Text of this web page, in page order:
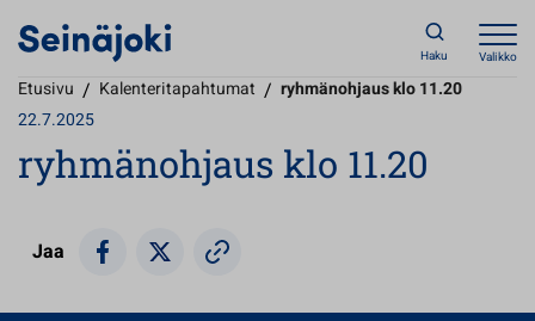
Haku Valikko
Etusivu / Kalenteritapahtumat / ryhmänohjaus klo 11.20
22.7.2025
ryhmänohjaus klo 11.20
Jaa